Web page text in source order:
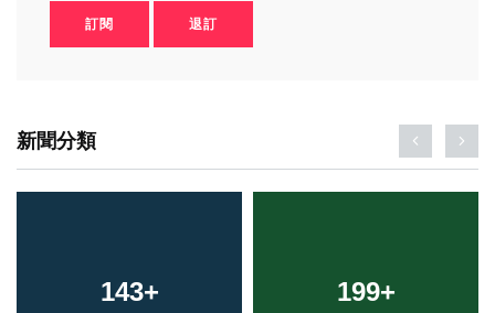
訂閱 退訂
新聞分類
143+ 199+